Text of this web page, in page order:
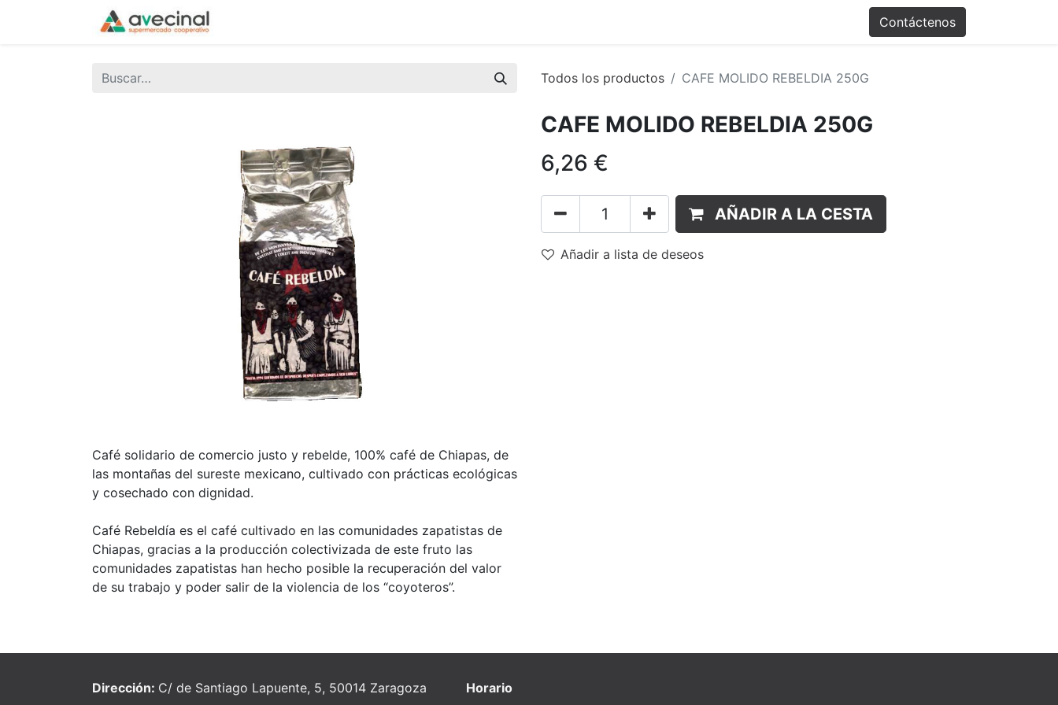
Contáctenos
Todos los productos CAFE MOLIDO REBELDIA 250G
Café solidario de comercio justo y rebelde, 100% café de Chiapas, de
las montañas del sureste mexicano, cultivado con prácticas ecológicas
y cosechado con dignidad.
Café Rebeldía es el café cultivado en las comunidades zapatistas de
Chiapas, gracias a la producción colectivizada de este fruto las
comunidades zapatistas han hecho posible la recuperación del valor
de su trabajo y poder salir de la violencia de los “coyoteros”.
CAFE MOLIDO REBELDIA 250G
6,26 €
AÑADIR A LA CESTA
Añadir a lista de deseos
Dirección: C/ de Santiago Lapuente, 5, 50014 Zaragoza Horario